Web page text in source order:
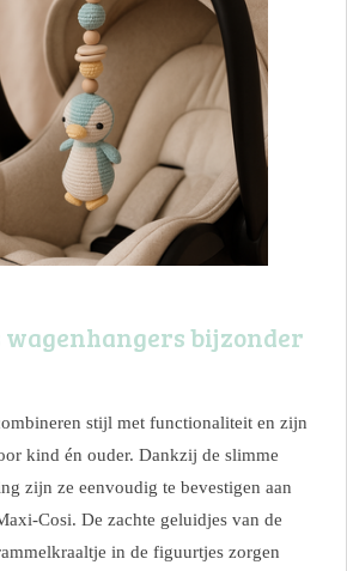
wagenhangers bijzonder
stijl met functionaliteit en zijn
kind én ouder. Dankzij de slimme
zijn ze eenvoudig te bevestigen aan
Cosi. De zachte geluidjes van de
in de figuurtjes zorgen